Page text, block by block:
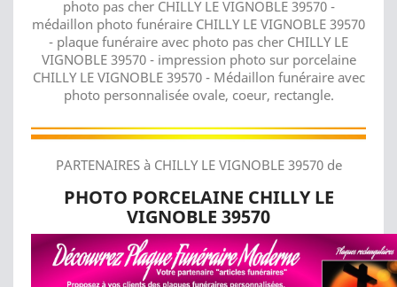
photo pas cher CHILLY LE VIGNOBLE 39570 -
médaillon photo funéraire CHILLY LE VIGNOBLE 39570
- plaque funéraire avec photo pas cher CHILLY LE
VIGNOBLE 39570 - impression photo sur porcelaine
CHILLY LE VIGNOBLE 39570 - Médaillon funéraire avec
photo personnalisée ovale, coeur, rectangle.
PARTENAIRES à CHILLY LE VIGNOBLE 39570 de
PHOTO PORCELAINE CHILLY LE
VIGNOBLE 39570